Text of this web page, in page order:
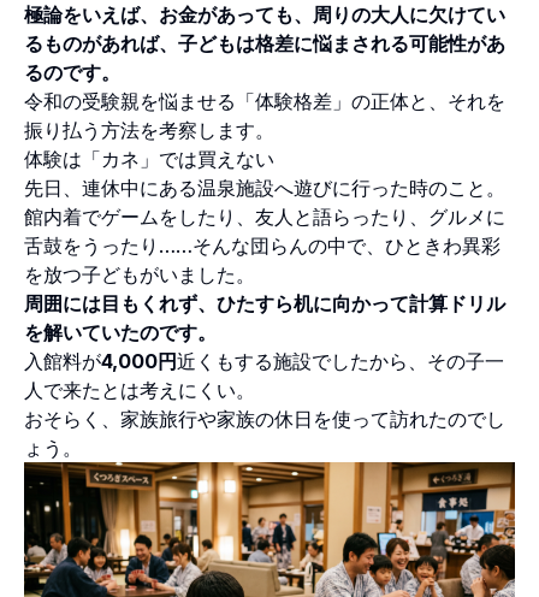
極論をいえば、お金があっても、周りの大人に欠けてい
るものがあれば、子どもは格差に悩まされる可能性があ
るのです。
令和の受験親を悩ませる「体験格差」の正体と、それを
振り払う方法を考察します。
体験は「カネ」では買えない
先日、連休中にある温泉施設へ遊びに行った時のこと。
館内着でゲームをしたり、友人と語らったり、グルメに
舌鼓をうったり……そんな団らんの中で、ひときわ異彩
を放つ子どもがいました。
周囲には目もくれず、ひたすら机に向かって計算ドリル
を解いていたのです。
入館料が4,000円近くもする施設でしたから、その子一
人で来たとは考えにくい。
おそらく、家族旅行や家族の休日を使って訪れたのでし
ょう。